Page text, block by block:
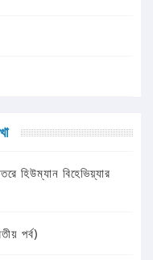
হিউম্যান বিহেভিয়্যার
পর্ব)